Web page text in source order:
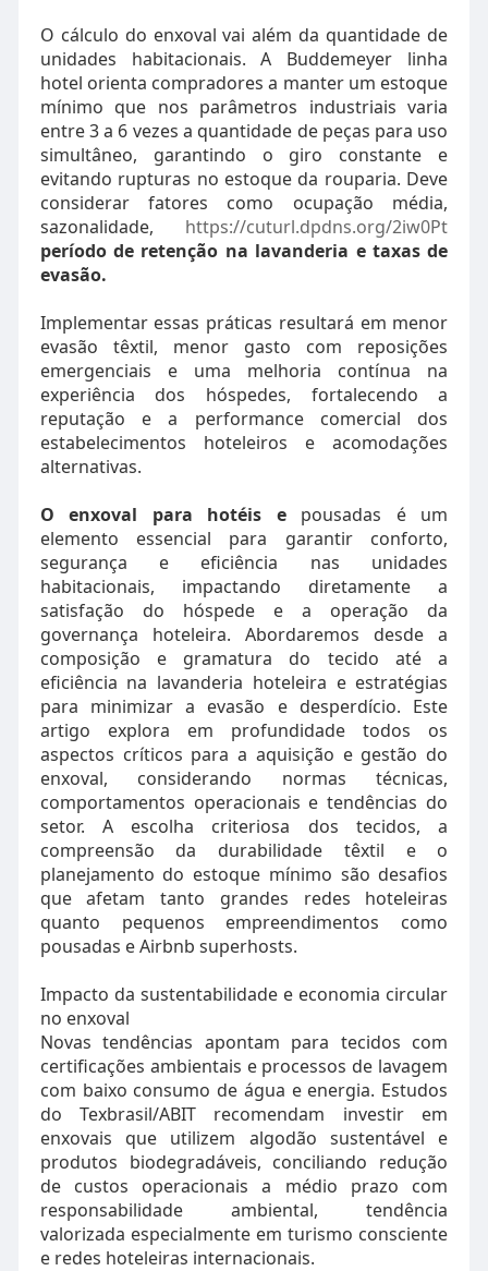
O cálculo do enxoval vai além da quantidade de
unidades habitacionais. A Buddemeyer linha
hotel orienta compradores a manter um estoque
mínimo que nos parâmetros industriais varia
entre 3 a 6 vezes a quantidade de peças para uso
simultâneo, garantindo o giro constante e
evitando rupturas no estoque da rouparia. Deve
considerar fatores como ocupação média,
sazonalidade, https://cuturl.dpdns.org/2iw0Pt
período de retenção na lavanderia e taxas de
evasão.
Implementar essas práticas resultará em menor
evasão têxtil, menor gasto com reposições
emergenciais e uma melhoria contínua na
experiência dos hóspedes, fortalecendo a
reputação e a performance comercial dos
estabelecimentos hoteleiros e acomodações
alternativas.
O enxoval para hotéis epousadas é um
elemento essencial para garantir conforto,
segurança e eficiência nas unidades
habitacionais, impactando diretamente a
satisfação do hóspede e a operação da
governança hoteleira. Abordaremos desde a
composição e gramatura do tecido até a
eficiência na lavanderia hoteleira e estratégias
para minimizar a evasão e desperdício. Este
artigo explora em profundidade todos os
aspectos críticos para a aquisição e gestão do
enxoval, considerando normas técnicas,
comportamentos operacionais e tendências do
setor. A escolha criteriosa dos tecidos, a
compreensão da durabilidade têxtil e o
planejamento do estoque mínimo são desafios
que afetam tanto grandes redes hoteleiras
quanto pequenos empreendimentos como
pousadas e Airbnb superhosts.
Impacto da sustentabilidade e economia circular
no enxoval
Novas tendências apontam para tecidos com
certificações ambientais e processos de lavagem
com baixo consumo de água e energia. Estudos
do Texbrasil/ABIT recomendam investir em
enxovais que utilizem algodão sustentável e
produtos biodegradáveis, conciliando redução
de custos operacionais a médio prazo com
responsabilidade ambiental, tendência
valorizada especialmente em turismo consciente
e redes hoteleiras internacionais.